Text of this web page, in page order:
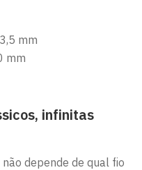
mm
mm
infinitas
depende de qual fio